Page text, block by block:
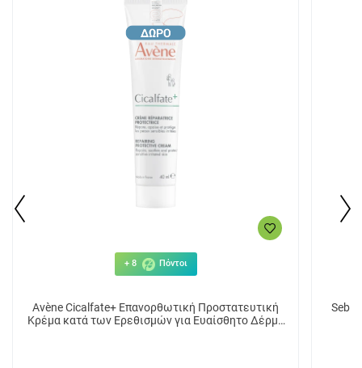
+ 8 Πόντοι
Avène Cicalfate+ Επανορθωτική Προστατευτική
Κρέμα κατά των Ερεθισμών για Ευαίσθητο Δέρμα